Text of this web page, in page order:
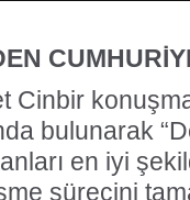
Cinbir
bulunarak
en iyi
sürecini